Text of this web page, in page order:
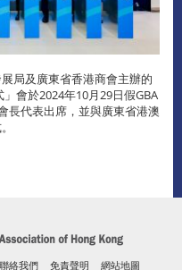
局及廣東省香港商會主辦的
」會於2024年10月29日假GBA
長代表出席，並與廣東省港澳
聯絡我們 免責聲明 網站地圖